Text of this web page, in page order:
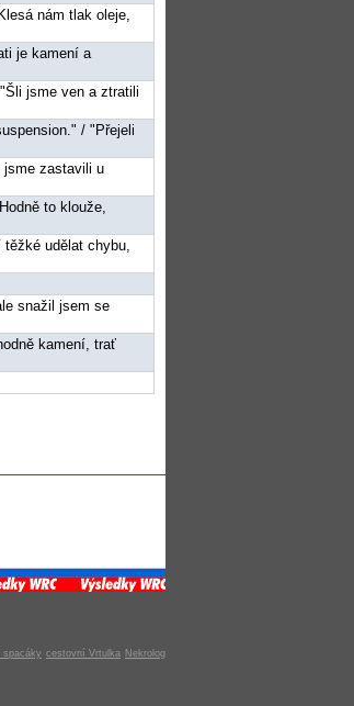
nám tlak oleje,
je kamení a
jsme ven a ztratili
/ "Přejeli
jsme zastavili u
to klouže,
udělat chybu,
snažil jsem se
kamení, trať
spacáky cestovní Vrtulka Nekrolog